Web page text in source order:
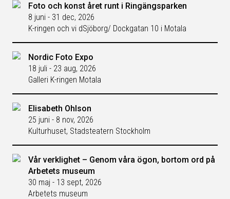
Foto och konst året runt i Ringängsparken
8 juni - 31 dec, 2026
K-ringen och vi dSjöborg/ Dockgatan 10 i Motala
Nordic Foto Expo
18 juli - 23 aug, 2026
Galleri K-ringen Motala
Elisabeth Ohlson
25 juni - 8 nov, 2026
Kulturhuset, Stadsteatern Stockholm
Vår verklighet – Genom våra ögon, bortom ord på
Arbetets museum
30 maj - 13 sept, 2026
Arbetets museum